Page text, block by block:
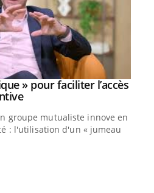
» pour faciliter l’accès
Youtube
groupe mutualiste innove en
: l'utilisation d'un « jumeau